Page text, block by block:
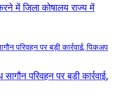
में जिला कोषालय राज्य में
परिवहन पर बड़ी कार्रवाई,